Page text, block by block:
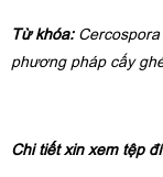
Từ khóa:
phương pháp cấy
Chi tiết xin xem tệp